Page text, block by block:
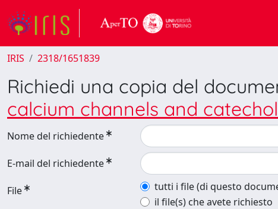
IRIS 2318/1651839
Richiedi una copia del
calcium channels and
Nome del richiedente
E-mail del richiedente
File
tutti i file (di questo
il file(s) che avete richiesto